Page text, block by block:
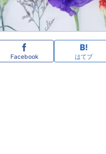
Facebook はてブ